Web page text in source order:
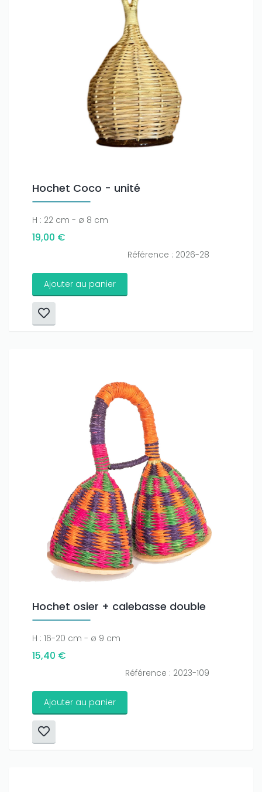
Hochet Coco - unité
H : 22 cm - ø 8 cm
19,00 €
Référence : 2026-28
Ajouter au panier
Hochet osier + calebasse double
H : 16-20 cm - ø 9 cm
15,40 €
Référence : 2023-109
Ajouter au panier